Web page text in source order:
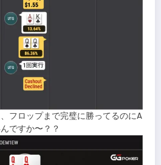
フロップまで完璧に勝ってるのにA
ですか〜？？